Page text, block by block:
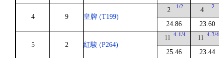
4 9 皇牌 (T199)
2 1/2
24.86
4 2
23.60
5 2 紅駿 (P264)
11 4-1/4
25.46
11 4-3/4
23.44